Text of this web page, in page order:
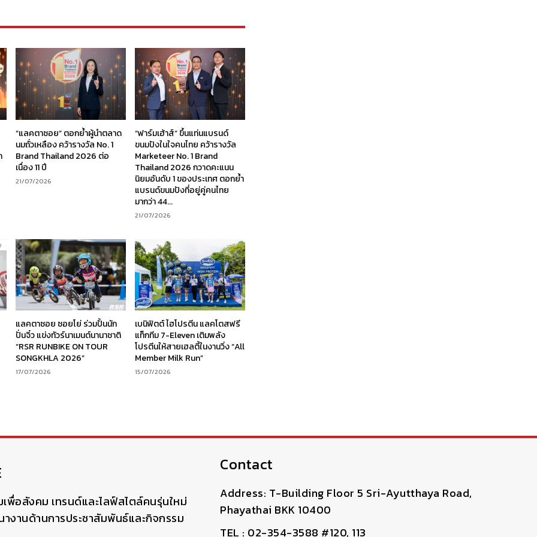
“แลคตาซอย” ตอกย้ำผู้นำตลาด
นมถั่วเหลือง คว้ารางวัล No. 1
Brand Thailand 2026 ต่อ
เนื่อง 11 ปี
21/07/2026
“ฟาร์มเฮ้าส์” ขึ้นแท่นแบรนด์
ขนมปังในใจคนไทย คว้ารางวัล
Marketeer No. 1 Brand
Thailand 2026 กวาดคะแนน
นิยมอันดับ 1 ของประเทศ ตอกย้ำ
แบรนด์ขนมปังที่อยู่คู่คนไทย
มากว่า 44...
21/07/2026
แลคตาซอย ซอยโย่ ร่วมปั้นนัก
ปั่นจิ๋ว แข่งทัวร์นาเมนต์นานาชาติ
“RSR RUNBIKE ON TOUR
SONGKHLA 2026”
17/07/2026
เบนิฟิตต์ ไฮโปรตีน แลคโตสฟรี
แท็กทีม 7-Eleven เติมพลัง
โปรตีนให้สายเฮลตี้ในงานวิ่ง “All
Member Milk Run”
15/07/2026
พื่อสังคม เทรนด์และไลฟ์สไตล์คนรุ่นใหม่
งานด้านการประชาสัมพันธ์และกิจกรรม
Contact
Address: T-Building Floor 5 Sri-Ayutthaya Road,
Phayathai BKK 10400
TEL : 02-354-3588 #120, 113